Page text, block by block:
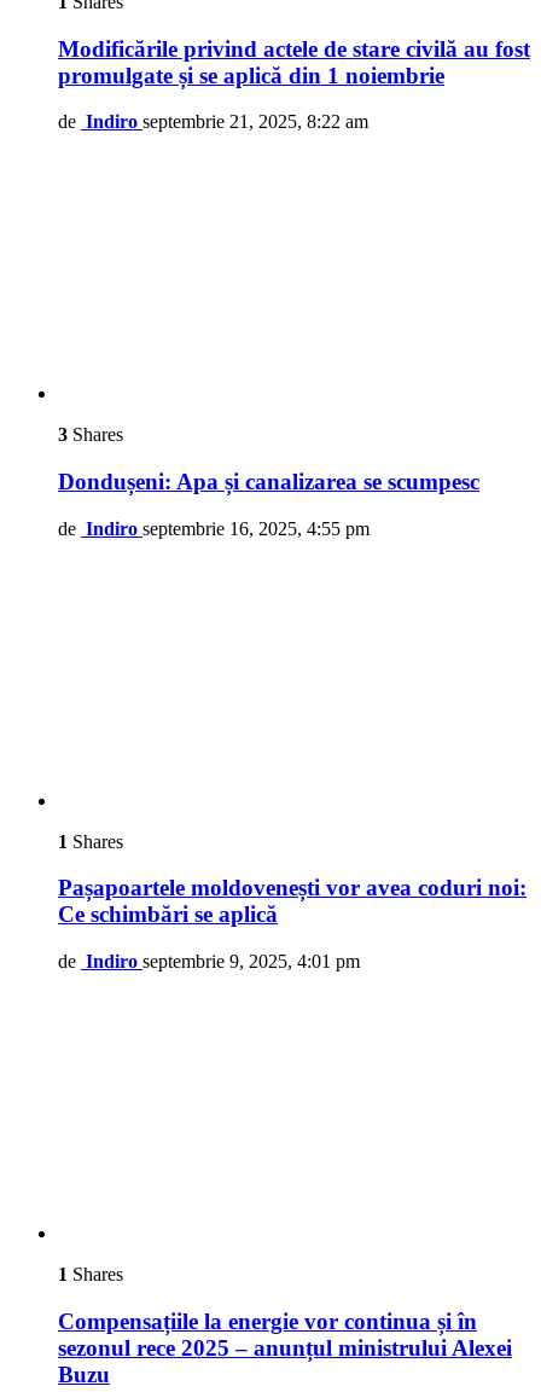
Modificările privind actele de stare civilă au fost
promulgate și se aplică din 1 noiembrie
de Indiro septembrie 21, 2025, 8:22 am
3 Shares
Dondușeni: Apa și canalizarea se scumpesc
de Indiro septembrie 16, 2025, 4:55 pm
1 Shares
Pașapoartele moldovenești vor avea coduri noi:
Ce schimbări se aplică
de Indiro septembrie 9, 2025, 4:01 pm
1 Shares
Compensațiile la energie vor continua și în
sezonul rece 2025 – anunțul ministrului Alexei
Buzu